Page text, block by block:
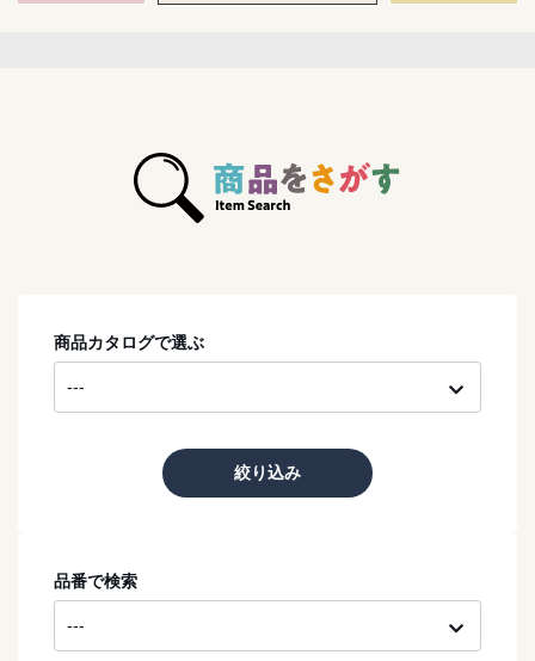
商品カタログで選ぶ
絞り込み
品番で検索